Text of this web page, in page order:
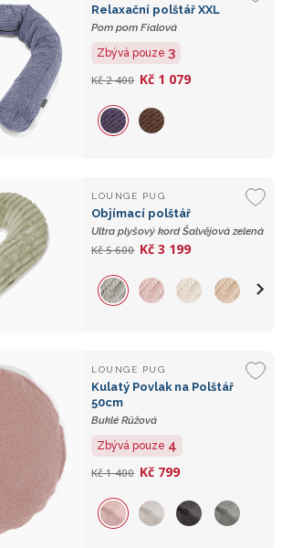
Relaxační polštář XXL
Pom pom Fialová
Zbývá pouze3
Kč 2 400 Kč 1 079
LOUNGE PUG
Objímací polštář
Ultra plyšový kord Šalvějová zelená
Kč 5 600 Kč 3 199
LOUNGE PUG
Kulatý Povlak na Polštář
50cm
Buklé Růžová
Zbývá pouze 4
Kč 1 400 Kč 799